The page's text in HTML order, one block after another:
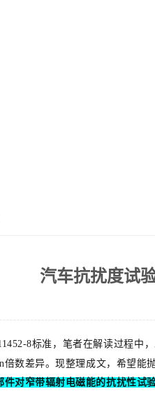
汽车抗扰度试
8标准，笔者在解读过程中
倍数差异。现整理成文，希望能
件对窄带辐射电磁能的抗扰性试